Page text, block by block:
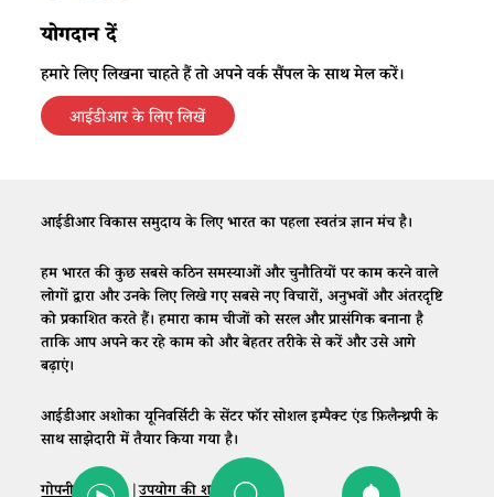
योगदान दें
हमारे लिए लिखना चाहते हैं तो अपने वर्क सैंपल के साथ मेल करें।
आईडीआर के लिए लिखें
आईडीआर विकास समुदाय के लिए भारत का पहला स्वतंत्र ज्ञान मंच है।
हम भारत की कुछ सबसे कठिन समस्याओं और चुनौतियों पर काम करने वाले
लोगों द्वारा और उनके लिए लिखे गए सबसे नए विचारों, अनुभवों और अंतरदृष्टि
को प्रकाशित करते हैं। हमारा काम चीजों को सरल और प्रासंगिक बनाना है
ताकि आप अपने कर रहे काम को और बेहतर तरीके से करें और उसे आगे
बढ़ाएं।
आईडीआर अशोका यूनिवर्सिटी के सेंटर फॉर सोशल इम्पैक्ट एंड फ़िलैन्थ्रपी के
साथ साझेदारी में तैयार किया गया है।